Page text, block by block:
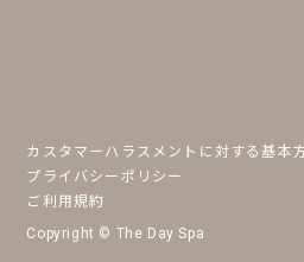
Copyright © The Day Spa
カスタマーハラスメントに対する基本
プライバシーポリシー
ご利用規約